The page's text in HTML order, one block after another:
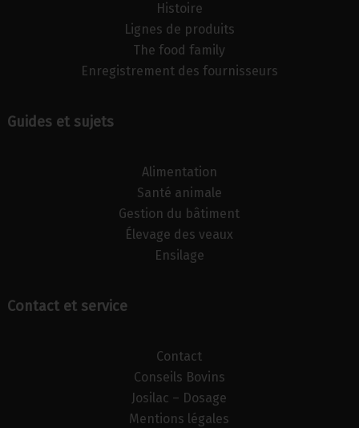
Histoire
Lignes de produits
The food family
Enregistrement des fournisseurs
Guides et sujets
Alimentation
Santé animale
Gestion du bâtiment
Élevage des veaux
Ensilage
Contact et service
Contact
Conseils Bovins
Josilac – Dosage
Mentions légales